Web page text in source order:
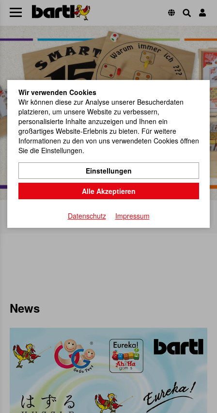
Herzlich Willkommen!
Hier gehts zu unseren Neuheiten.
Jetzt reinspechten!
Keine Mindestbestellmenge
News
Wir verwenden Cookies
Wir können diese zur Analyse unserer Besucherdaten
platzieren, um unsere Website zu verbessern,
personalisierte Inhalte anzuzeigen und Ihnen ein
großartiges Website-Erlebnis zu bieten. Für weitere
Informationen zu den von uns verwendeten Cookies öffnen
Sie die Einstellungen.
Einstellungen
Alle Akzeptieren
Datenschutz Impressum